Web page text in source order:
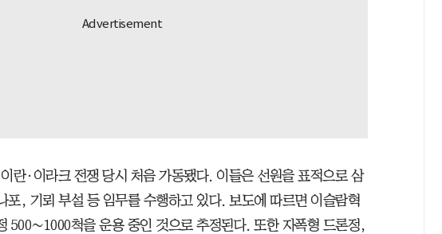
란·이라크 전쟁 당시 처음 가동됐다. 이들은 선원을 표적으로 삼
포, 기뢰 부설 등 임무를 수행하고 있다. 보도에 따르면 이슬람혁
500∼1000척을 운용 중인 것으로 추정된다. 또한 자폭형 드론정,